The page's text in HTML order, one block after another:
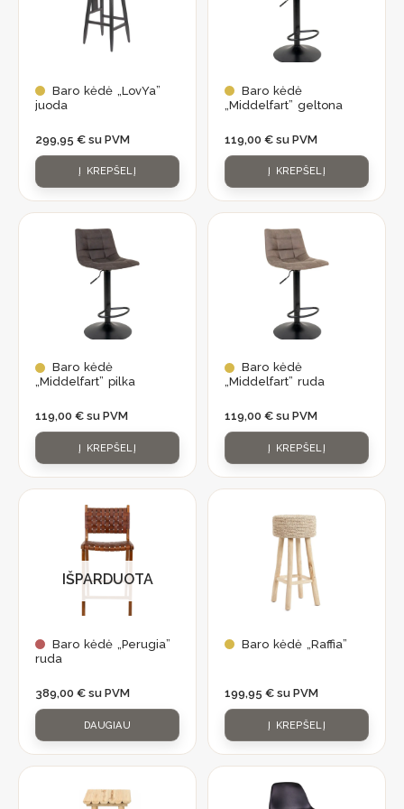
formuojant interjero erdvių funkcionalumą, estetiką ir
asmenybę. Baldai gali suteikti komfortą, paramą ir
organizuotumą, taip pat didinti vizualinį patrauklumą ir
kokios gerai suplanuotos ir kviečiančios aplinkos
Baro kėdė „LovYa”
juoda
299,95 € su PVM
Į KREPŠELĮ
Baro kėdė
„Middelfart” geltona
119,00 € su PVM
Į KREPŠELĮ
Baro kėdė
„Middelfart” pilka
119,00 € su PVM
Į KREPŠELĮ
Baro kėdė
„Middelfart” ruda
119,00 € su PVM
Į KREPŠELĮ
IŠPARDUOTA
Baro kėdė „Perugia”
ruda
389,00 € su PVM
DAUGIAU
Baro kėdė „Raffia”
199,95 € su PVM
Į KREPŠELĮ
Prenumeruokite
ir gaukite
15% nuolaidąpirmam